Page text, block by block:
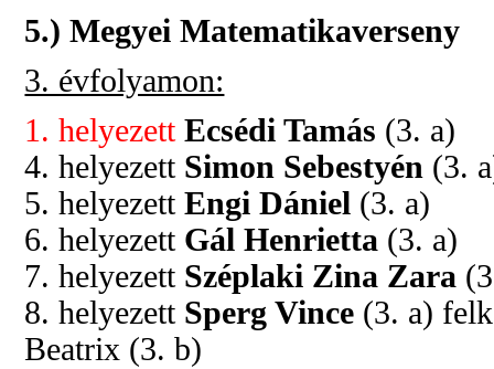
5.) Megyei Matematikaverseny
3. évfolyamon:
1. helyezett Ecsédi Tamás (3. a)
4. helyezett Simon Sebestyén (3.
5. helyezettEngi Dániel (3. a)
6. helyezett Gál Henrietta (3. a)
7. helyezett Széplaki Zina Zara
8. helyezett Sperg Vince (3. a)
Beatrix (3. b)